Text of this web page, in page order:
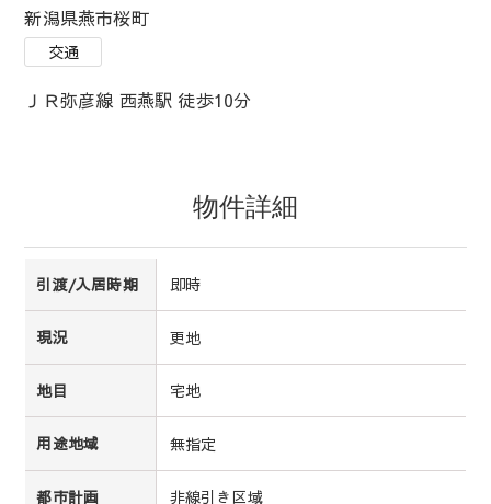
新潟県燕市桜町
交通
ＪＲ弥彦線 西燕駅 徒歩10分
物件詳細
引渡/入居時期 即時
現況 更地
地目 宅地
用途地域 無指定
都市計画 非線引き区域